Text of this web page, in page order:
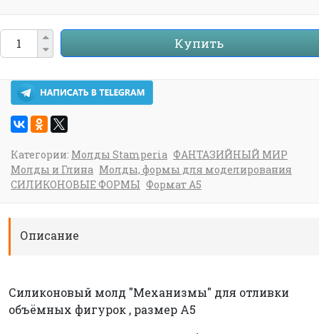
Купить
Категории: Молды Stamperia ФАНТАЗИЙНЫЙ МИР
Молды и Глина Молды, формы для моделирования
СИЛИКОНОВЫЕ ФОРМЫ Формат А5
Описание
Силиконовый молд "Механизмы" для отливки
объёмных фигурок , размер А5